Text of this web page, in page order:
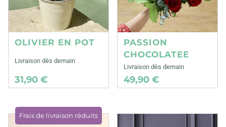
OLIVIER EN POT
Livraison dès demain
31,90 €
PASSION
CHOCOLATEE
Livraison dès demain
49,90 €
Frais de livraison réduits